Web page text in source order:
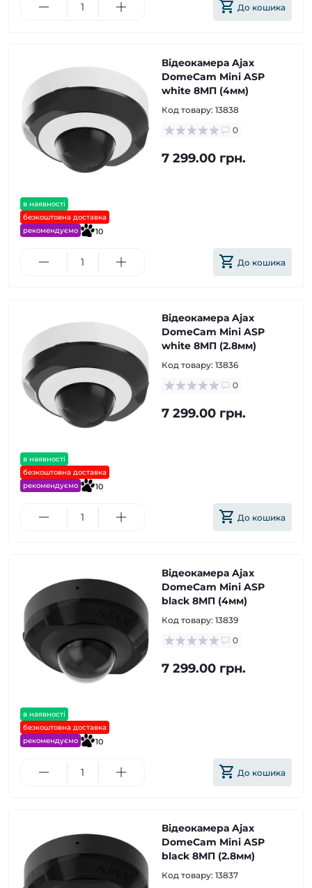
До кошика
в наявності
безкоштовна доставка
рекомендуємо
10
Відеокамера Ajax
DomeCam Mini ASP
white 8МП (4мм)
Код товару: 13838
0
7 299.00 грн.
До кошика
в наявності
безкоштовна доставка
рекомендуємо
10
Відеокамера Ajax
DomeCam Mini ASP
white 8МП (2.8мм)
Код товару: 13836
0
7 299.00 грн.
До кошика
в наявності
безкоштовна доставка
рекомендуємо
10
Відеокамера Ajax
DomeCam Mini ASP
black 8МП (4мм)
Код товару: 13839
0
7 299.00 грн.
До кошика
Відеокамера Ajax
DomeCam Mini ASP
black 8МП (2.8мм)
Код товару: 13837